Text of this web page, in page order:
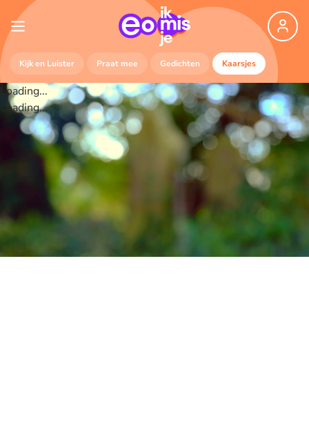
Kijk en Luister Praat mee Gedichten Kaarsjes
Loading...
Loading...